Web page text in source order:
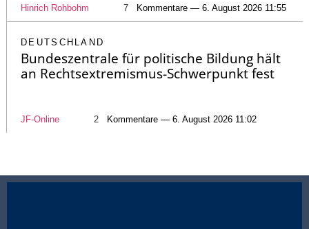
Hinrich Rohbohm 7 Kommentare — 6. August 2026 11:55
DEUTSCHLAND
Bundeszentrale für politische Bildung hält
an Rechtsextremismus-Schwerpunkt fest
JF-Online 2 Kommentare — 6. August 2026 11:02